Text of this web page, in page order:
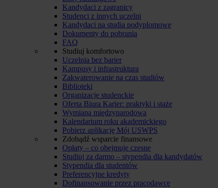
Kandydaci z zagranicy
Studenci z innych uczelni
Kandydaci na studia podyplomowe
Dokumenty do pobrania
FAQ
Studiuj komfortowo
Uczelnia bez barier
Kampusy i infrastruktura
Zakwaterowanie na czas studiów
Biblioteki
Organizacje studenckie
Oferta Biura Karier: praktyki i staże
Wymiana międzynarodowa
Kalendarium roku akademickiego
Pobierz aplikację Mój USWPS
Zdobądź wsparcie finansowe
Opłaty – co obejmuje czesne
Studiuj za darmo – stypendia dla kandydatów
Stypendia dla studentów
Preferencyjne kredyty
Dofinansowanie przez pracodawcę